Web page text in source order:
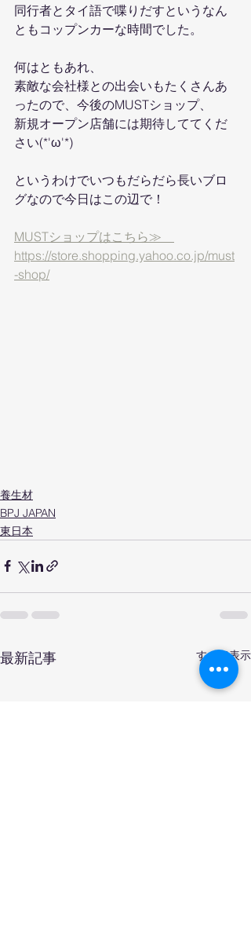
同行者とタイ語で喋りだすというなん
ともコップンカーな時間でした。
何はともあれ、
素敵な会社様との出会いもたくさんあ
ったので、今後のMUSTショップ、
新規オープン店舗には期待しててくだ
さい(*'ω'*)
というわけでいつもだらだら長いブロ
グなので今日はこの辺で！
MUSTショップはこちら≫
https://store.shopping.yahoo.co.jp/must
-shop/
養生材
BPJ JAPAN
東日本
最新記事 すべて表示